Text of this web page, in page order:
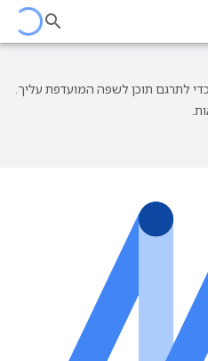
‫Google משתמשת בטכנולוגיית AI כדי לתרגם תוכן לשפה המועדפת עליך.